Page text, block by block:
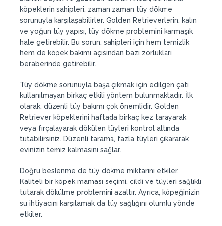
köpeklerin sahipleri, zaman zaman tüy dökme
sorunuyla karşılaşabilirler. Golden Retrieverlerin, kalın
ve yoğun tüy yapısı, tüy dökme problemini karmaşık
hale getirebilir. Bu sorun, sahipleri için hem temizlik
hem de köpek bakımı açısından bazı zorlukları
beraberinde getirebilir.
Tüy dökme sorunuyla başa çıkmak için edilgen çatı
kullanılmayan birkaç etkili yöntem bulunmaktadır. İlk
olarak, düzenli tüy bakımı çok önemlidir. Golden
Retriever köpeklerini haftada birkaç kez tarayarak
veya fırçalayarak dökülen tüyleri kontrol altında
tutabilirsiniz. Düzenli tarama, fazla tüyleri çıkararak
evinizin temiz kalmasını sağlar.
Doğru beslenme de tüy dökme miktarını etkiler.
Kaliteli bir köpek maması seçimi, cildi ve tüyleri sağlıklı
tutarak dökülme problemini azaltır. Ayrıca, köpeğinizin
su ihtiyacını karşılamak da tüy sağlığını olumlu yönde
etkiler.